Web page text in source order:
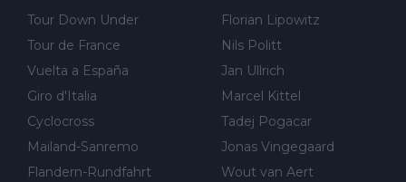
Tour Down Under
Tour de France
Vuelta a España
Giro d'Italia
Cyclocross
Mailand-Sanremo
Flandern-Rundfahrt
Florian Lipowitz
Nils Politt
Jan Ullrich
Marcel Kittel
Tadej Pogacar
Jonas Vingegaard
Wout van Aert